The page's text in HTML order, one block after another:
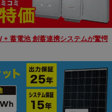
蓄電池 創蓄連携システムが驚愕